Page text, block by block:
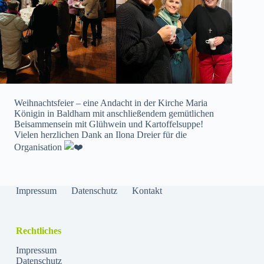
Weihnachtsfeier – eine Andacht in der Kirche Maria
Königin in Baldham mit anschließendem gemütlichen
Beisammensein mit Glühwein und Kartoffelsuppe!
Vielen herzlichen Dank an Ilona Dreier für die
Organisation
Impressum Datenschutz Kontakt
Rechtliches
Impressum
Datenschutz